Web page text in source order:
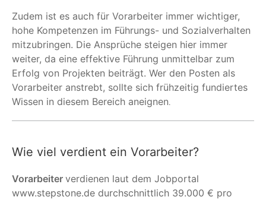
Zudem ist es auch für Vorarbeiter immer wichtiger,
hohe Kompetenzen im Führungs- und Sozialverhalten
mitzubringen. Die Ansprüche steigen hier immer
weiter, da eine effektive Führung unmittelbar zum
Erfolg von Projekten beiträgt. Wer den Posten als
Vorarbeiter anstrebt, sollte sich frühzeitig fundiertes
Wissen in diesem Bereich aneignen.
Wie viel verdient ein Vorarbeiter?
Vorarbeiter verdienen laut dem Jobportal
www.stepstone.de durchschnittlich 39.000 € pro